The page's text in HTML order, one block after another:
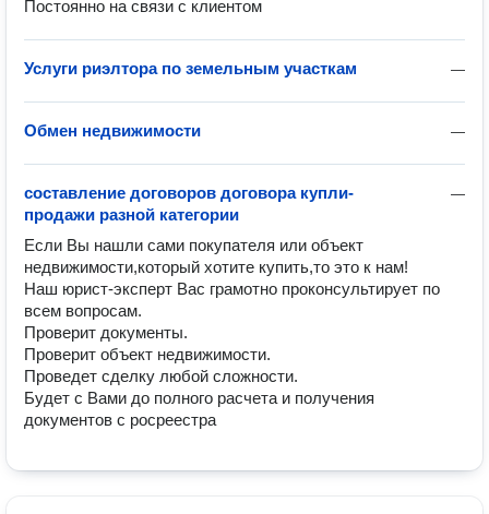
Постоянно на связи с клиентом
—
Услуги риэлтора по земельным участкам
—
Обмен недвижимости
—
составление договоров договора купли-
продажи разной категории
Если Вы нашли сами покупателя или объект
недвижимости,который хотите купить,то это к нам!
Наш юрист-эксперт Вас грамотно проконсультирует по
всем вопросам.
Проверит документы.
Проверит объект недвижимости.
Проведет сделку любой сложности.
Будет с Вами до полного расчета и получения
документов с росреестра